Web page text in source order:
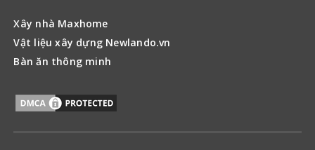
Xây nhà Maxhome
Vật liệu xây dựng Newlando.vn
Bàn ăn thông minh